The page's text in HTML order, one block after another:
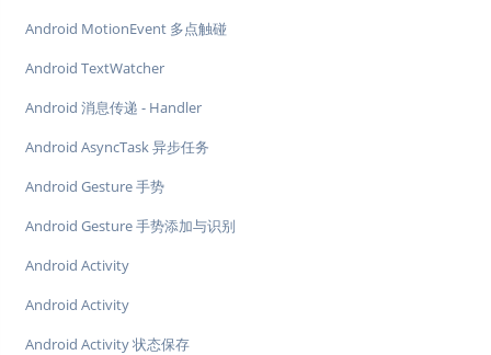
Android MotionEvent 多点触碰
Android TextWatcher
Android 消息传递 - Handler
Android AsyncTask 异步任务
Android Gesture 手势
Android Gesture 手势添加与识别
Android Activity
Android Activity
Android Activity 状态保存